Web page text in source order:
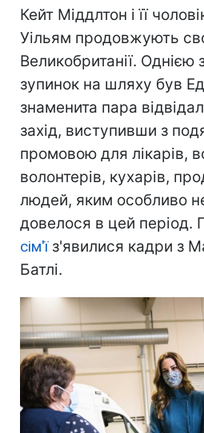
Кейт Міддлтон і її
Уільям продовжують
Великобританії. Однією
зупинок на шляху був
знаменита пара
захід, виступивши з
промовою для лікарів,
волонтерів, кухарів,
людей, яким особливо
довелося в цей період.
сім'їз'явилися кадри з
Батлі.